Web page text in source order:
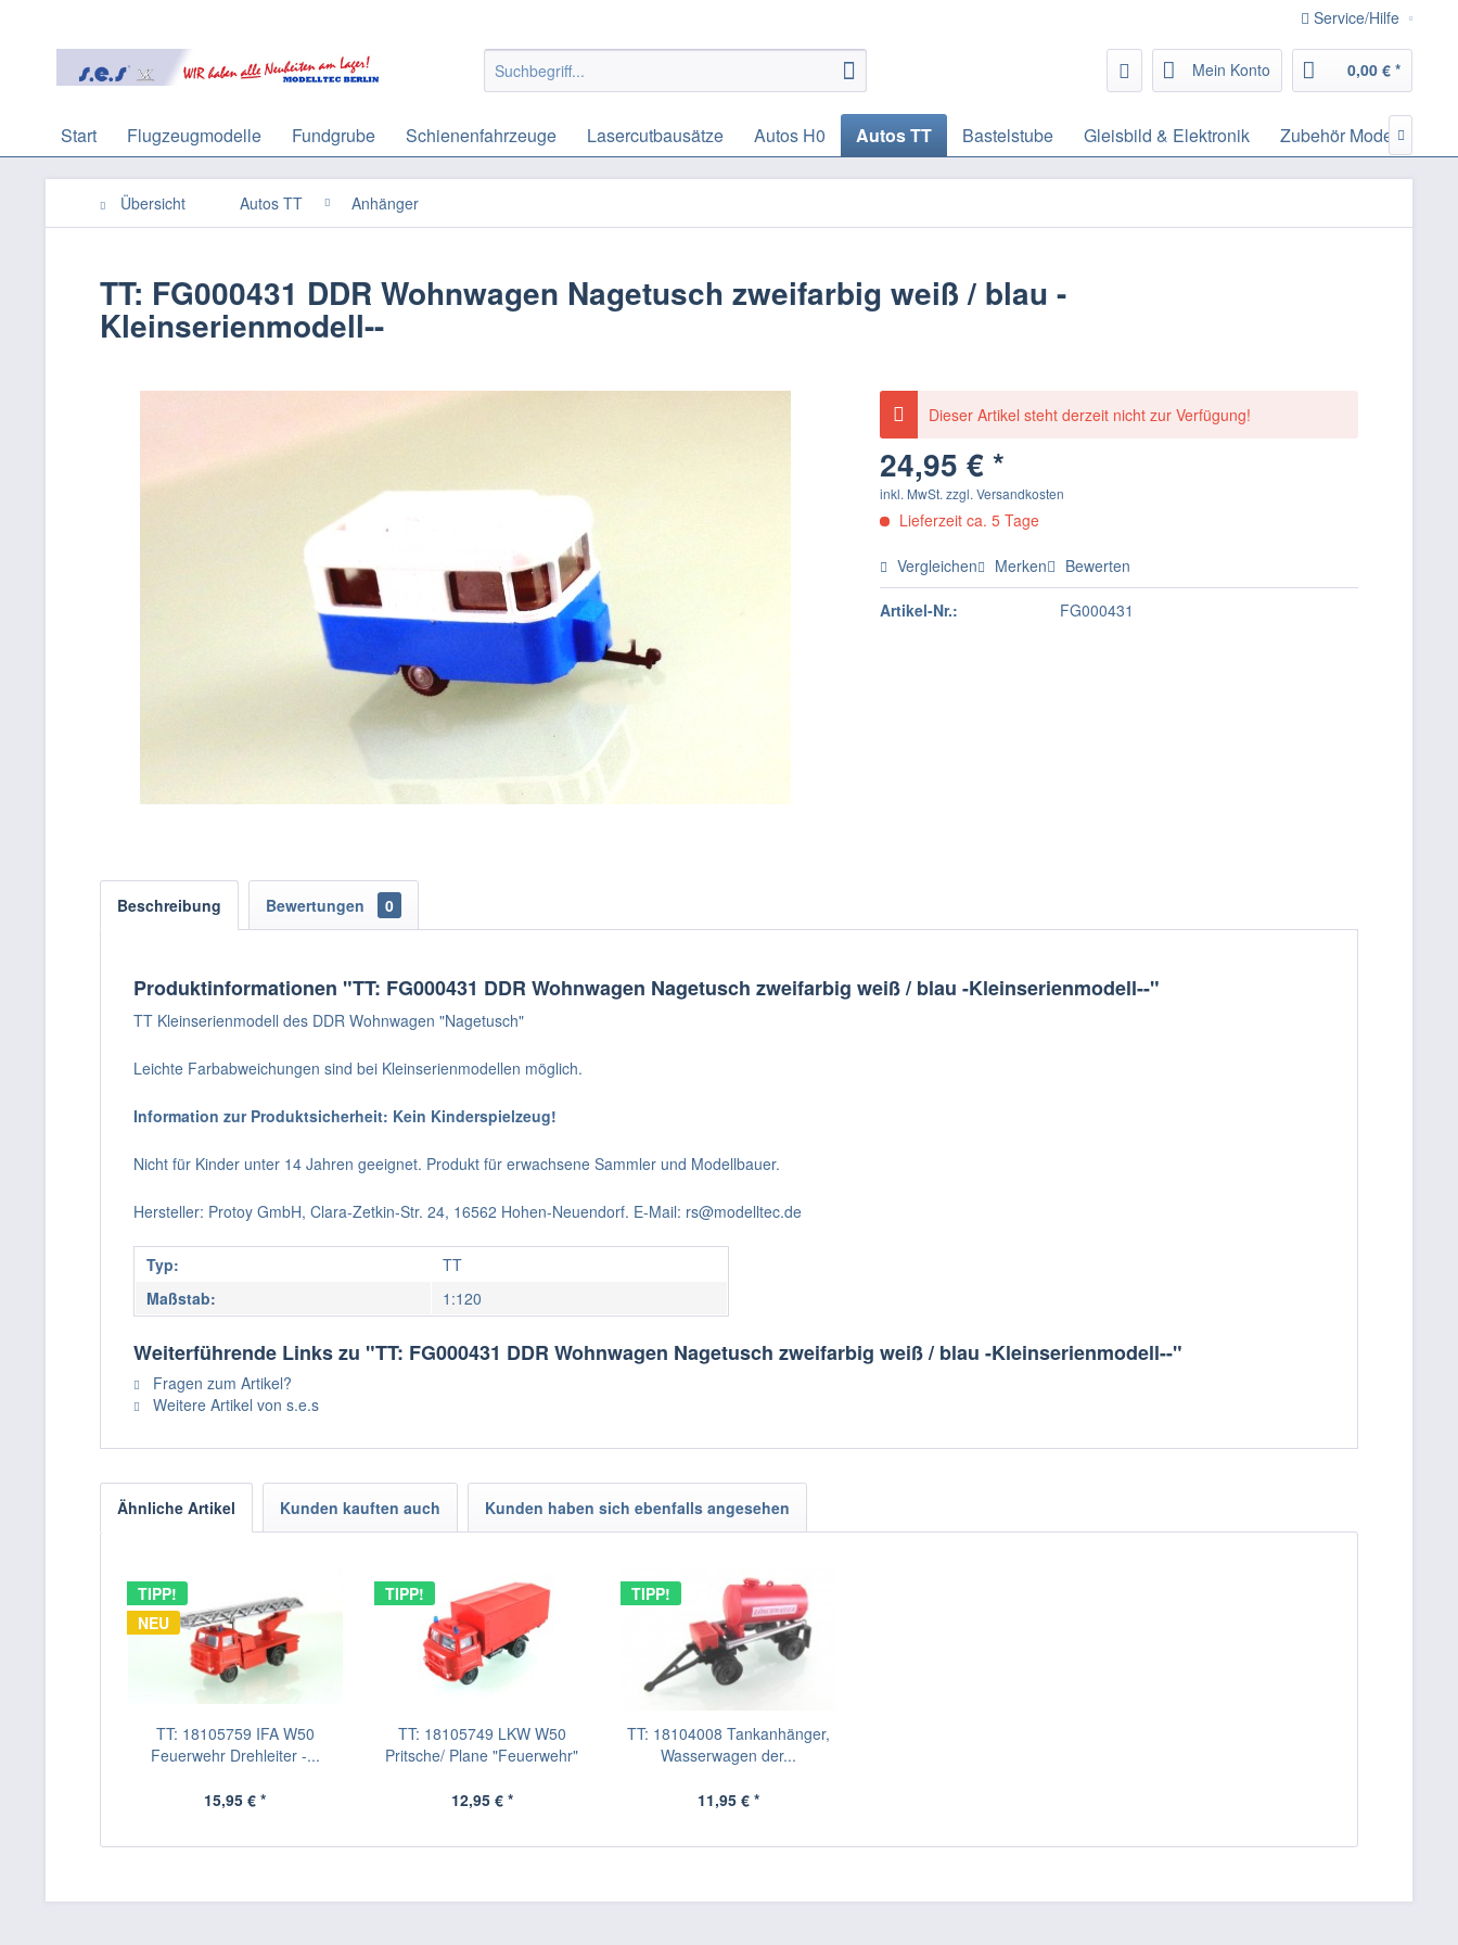
Service/Hilfe
Mein Konto 0,00 € *
Start Flugzeugmodelle Fundgrube Schienenfahrzeuge Lasercutbausätze Autos H0 Autos TT Bastelstube Gleisbild & Elektronik Zubehör 
Übersicht Autos TT Anhänger
TT: FG000431 DDR Wohnwagen Nagetusch zweifarbig weiß / blau -
Kleinserienmodell--
Dieser Artikel steht derzeit nicht zur Verfügung!
24,95 € *
inkl. MwSt.zzgl. Versandkosten
Lieferzeit ca. 5 Tage
Vergleichen Merken Bewerten
Artikel-Nr.: FG000431
Beschreibung Bewertungen 0
Produktinformationen "TT: FG000431 DDR Wohnwagen Nagetusch zweifarbig weiß / blau -Kleinserienmodell--"
TT Kleinserienmodell des DDR Wohnwagen "Nagetusch"
Leichte Farbabweichungen sind bei Kleinserienmodellen möglich.
Information zur Produktsicherheit: Kein Kinderspielzeug!
Nicht für Kinder unter 14 Jahren geeignet. Produkt für erwachsene Sammler und Modellbauer.
Hersteller: Protoy GmbH, Clara-Zetkin-Str. 24, 16562 Hohen-Neuendorf. E-Mail: rs@modelltec.de
Typ:
TT
Maßstab:
1:120
Weiterführende Links zu "TT: FG000431 DDR Wohnwagen Nagetusch zweifarbig weiß / blau -Kleinserienmodell--"
Fragen zum Artikel?
Weitere Artikel von s.e.s
Ähnliche Artikel Kunden kauften auch Kunden haben sich ebenfalls angesehen
TIPP!
NEU
TT: 18105759 IFA W50
Feuerwehr Drehleiter -...
15,95 € *
TIPP!
TT: 18105749 LKW W50
Pritsche/ Plane "Feuerwehr"
12,95 € *
TIPP!
TT: 18104008 Tankanhänger,
Wasserwagen der...
11,95 € *